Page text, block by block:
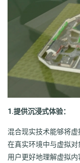
1.提供沉浸式体验：
混合现实技术能够将
在真实环境中与虚拟
用户更好地理解虚拟内